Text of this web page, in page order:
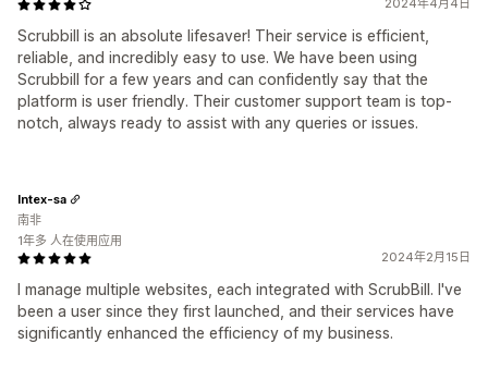
2024年4月4日
Scrubbill is an absolute lifesaver! Their service is efficient,
reliable, and incredibly easy to use. We have been using
Scrubbill for a few years and can confidently say that the
platform is user friendly. Their customer support team is top-
notch, always ready to assist with any queries or issues.
2024年2月15日
I manage multiple websites, each integrated with ScrubBill. I've
been a user since they first launched, and their services have
significantly enhanced the efficiency of my business.
Intex-sa
南非
1年多 人在使用应用